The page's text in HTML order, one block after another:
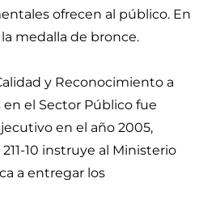
ofrecen al público. En
medalla de bronce.
y Reconocimiento a
en el Sector Público fue
en el año 2005,
10 instruye al Ministerio
a entregar los